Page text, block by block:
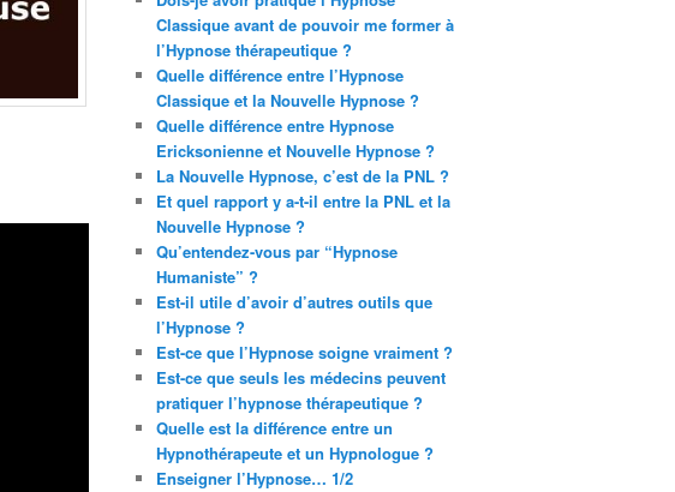
Classique avant de pouvoir me former à
l’Hypnose thérapeutique ?
Quelle différence entre l’Hypnose
Classique et la Nouvelle Hypnose ?
Quelle différence entre Hypnose
Ericksonienne et Nouvelle Hypnose ?
La Nouvelle Hypnose, c’est de la PNL ?
Et quel rapport y a-t-il entre la PNL et la
Nouvelle Hypnose ?
Qu’entendez-vous par “Hypnose
Humaniste” ?
Est-il utile d’avoir d’autres outils que
l’Hypnose ?
Est-ce que l’Hypnose soigne vraiment ?
Est-ce que seuls les médecins peuvent
pratiquer l’hypnose thérapeutique ?
Quelle est la différence entre un
Hypnothérapeute et un Hypnologue ?
Enseigner l’Hypnose… 1/2